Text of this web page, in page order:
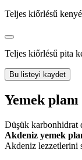
Teljes kiőrlésű
Teljes kiőrlésű pita
Bu listeyi kaydet
Yemek planı
Düşük karbonhidrat
Akdeniz yemek
Akdeniz lezzetlerini